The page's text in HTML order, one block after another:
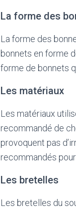
La forme des
La forme des
bonnets en forme
forme de bonnets
Les matériaux
Les matériaux
recommandé de
provoquent pas
recommandés
Les bretelles
Les bretelles du